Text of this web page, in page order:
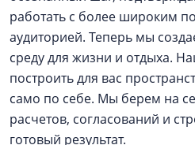
работать с более широким
аудиторией. Теперь мы
среду для жизни и отдыха.
построить для вас
само по себе. Мы берем на
расчетов, согласований и
готовый результат.